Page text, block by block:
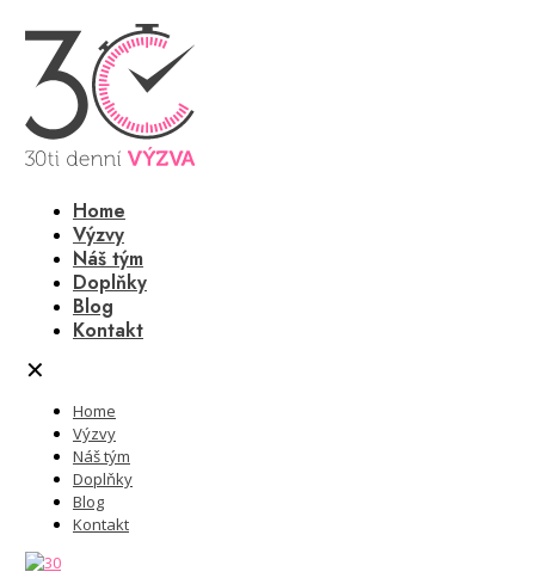
Home
Výzvy
Náš tým
Doplňky
Blog
Kontakt
✕
Home
Výzvy
Náš tým
Doplňky
Blog
Kontakt